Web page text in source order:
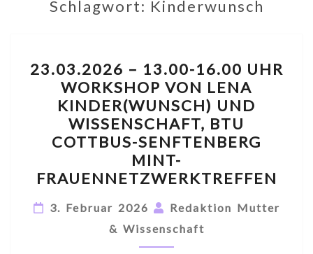
Schlagwort: Kinderwunsch
23.03.2026 – 13.00-16.00 UHR
WORKSHOP VON LENA
KINDER(WUNSCH) UND
WISSENSCHAFT, BTU
COTTBUS-SENFTENBERG
MINT-
FRAUENNETZWERKTREFFEN
3. Februar 2026
Redaktion Mutter
& Wissenschaft